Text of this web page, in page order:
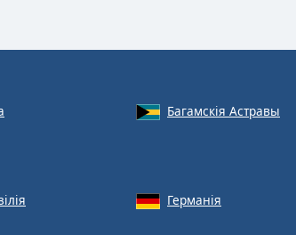
Багамскія Астравы
Германія